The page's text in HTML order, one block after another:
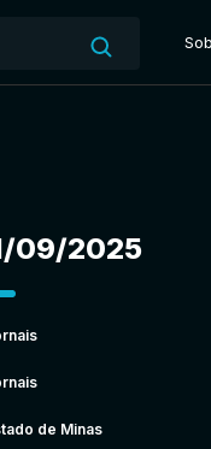
09/2025
de Minas